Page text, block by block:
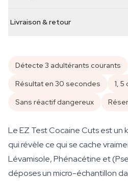
Livraison & retour
Détecte 3 adultérants courants
Résultat en 30 secondes
1, 5
Sans réactif dangereux
Le EZ Test Cocaine Cuts est un
qui révèle ce qui se cache
Lévamisole, Phénacétine et
déposes un micro-échantillon